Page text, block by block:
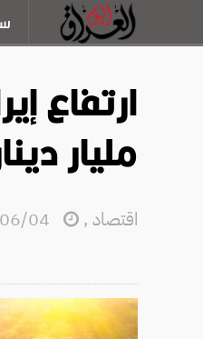
مليار
اقتصاد ,